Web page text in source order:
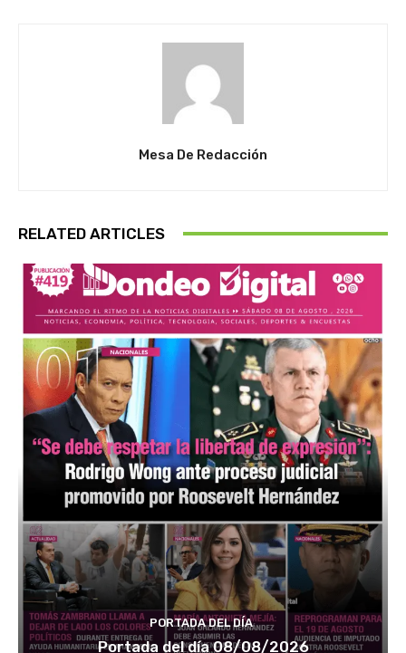
Mesa De Redacción
RELATED ARTICLES
PORTADA DEL DÍA
Portada del día 08/08/2026